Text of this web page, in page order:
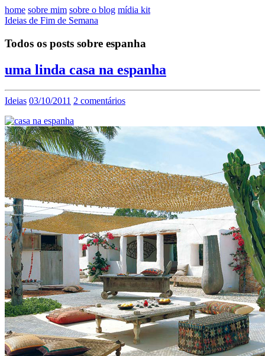
home sobre mim sobre o blog mídia kit
Ideias de Fim de Semana
Todos os posts sobre espanha
uma linda casa na espanha
Ideias 03/10/2011 2 comentários